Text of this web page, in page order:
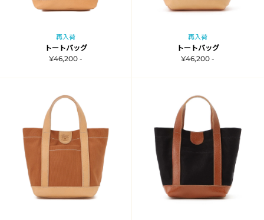
再入荷
トートバッグ
¥46,200 -
再入荷
トートバッグ
¥46,200 -